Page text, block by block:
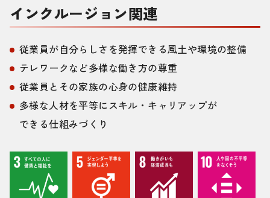
インクルージョン関連
従業員が自分らしさを発揮できる風土や環境の整備
テレワークなど多様な働き方の尊重
従業員とその家族の心身の健康維持
多様な人材を平等にスキル・キャリアップが
できる仕組みづくり